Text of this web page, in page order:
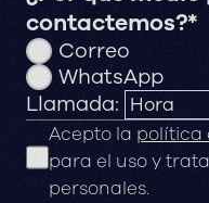
contactemos?*
Correo
WhatsApp
Llamada:
Acepto la política
para el uso y
personales.